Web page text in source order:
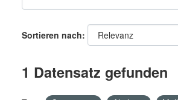
Sortieren nach
1 Datensatz gefunden